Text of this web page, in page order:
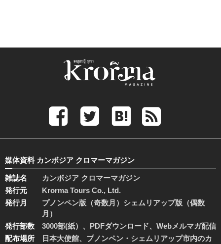
媒体資料 カンボジア クロマーマガジン
雑誌名
カンボジア クロマーマガジン
発行元
Krorma Tours Co., Ltd.
発行月
プノンペン版（奇数月）シェムリアップ版（偶数
月）
発行部数
3000部(紙）、PDFダウンロード、Webメルマガ配信
配布場所
日本大使館、プノンペン・シェムリアップ市内のカ